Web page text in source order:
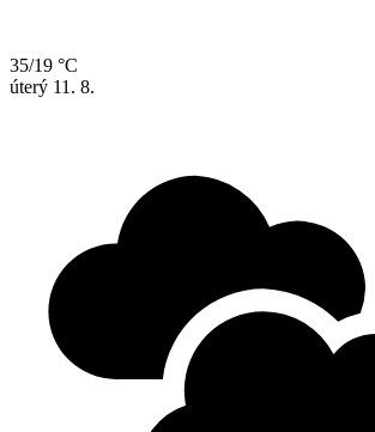
35/19 °C
úterý 11. 8.